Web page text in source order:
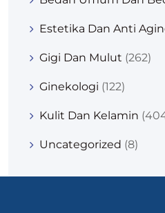
Estetika Dan Anti
Gigi Dan Mulut (262)
Ginekologi (122)
Kulit Dan Kelamin
Uncategorized (8)